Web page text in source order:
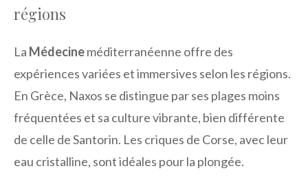
régions
La Médecineméditerranéenne offre des
expériences variées et immersives selon les régions.
En Grèce, Naxos se distingue par ses plages moins
fréquentées et sa culture vibrante, bien différente
de celle de Santorin. Les criques de Corse, avec leur
eau cristalline, sont idéales pour la plongée.